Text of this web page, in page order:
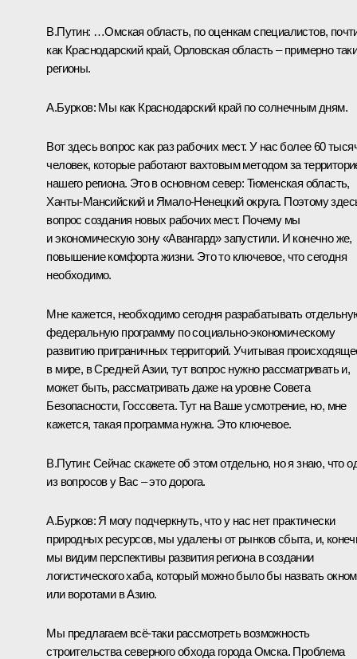
В.Путин: …Омская область, по оценкам специалистов,
как Краснодарский край, Орловская область – примерно
регионы.
А.Бурков: Мы как Краснодарский край по солнечным дням.
Вот здесь вопрос как раз рабочих мест. У нас более 60
человек, которые работают вахтовым методом за
нашего региона. Это в основном север: Тюменская область,
Ханты-Мансийский и Ямало-Ненецкий округа. Поэтому
вопрос создания новых рабочих мест. Почему мы
и экономическую зону «Авангард» запустили. И конечно же,
повышение комфорта жизни. Это то ключевое, что сегодня
необходимо.
Мне кажется, необходимо сегодня разрабатывать
федеральную программу по социально-экономическому
развитию приграничных территорий. Учитывая
в мире, в Средней Азии, тут вопрос нужно рассматривать и,
может быть, рассматривать даже на уровне Совета
Безопасности, Госсовета. Тут на Ваше усмотрение, но, мне
кажется, такая программа нужна. Это ключевое.
В.Путин: Сейчас скажете об этом отдельно, но я знаю, что
из вопросов у Вас – это дорога.
А.Бурков: Я могу подчеркнуть, что у нас нет практически
природных ресурсов, мы удалены от рынков сбыта, и,
мы видим перспективы развития региона в создании
логистического хаба, который можно было бы назвать окном
или воротами в Азию.
Мы предлагаем всё-таки рассмотреть возможность
строительства северного обхода города Омска. Проблема